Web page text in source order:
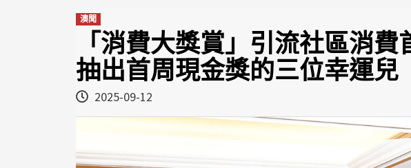
澳聞
「消費大獎賞」引流社區消
抽出首周現金獎的三位幸運兒
2025-09-12